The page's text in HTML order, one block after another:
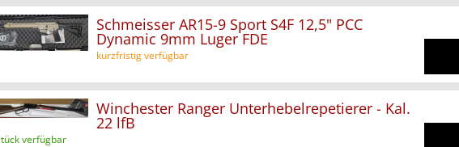
Schmeisser AR15-9 Sport S4F 12,5" PCC
Dynamic 9mm Luger FDE
kurzfristig verfügbar
Winchester Ranger Unterhebelrepetierer - Kal.
22 lfB
verfügbar